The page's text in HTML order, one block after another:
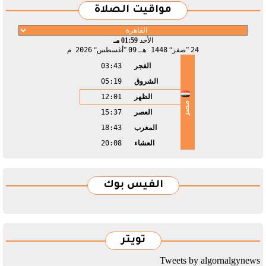
مواقيت الصلاة
الأحد01:59 مـ
24 صفر 1448 هـ 09 أغسطس 2026 م
مصر
الفجر
03:43
الشروق
05:19
الظهر
12:01
العصر
15:37
المغرب
18:43
العشاء
20:08
الفيس بوك
تويتر
Tweets by algornalgynews